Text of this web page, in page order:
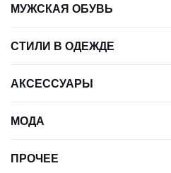
МУЖСКАЯ ОБУВЬ
СТИЛИ В ОДЕЖДЕ
АКСЕССУАРЫ
МОДА
ПРОЧЕЕ